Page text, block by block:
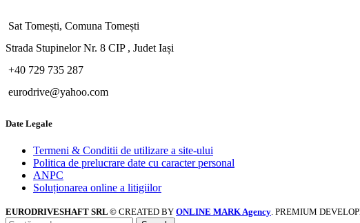
Sat Tomești, Comuna Tomești
Strada Stupinelor Nr. 8 CIP , Judet Iași
+40 729 735 287
eurodrive@yahoo.com
Date Legale
Termeni & Conditii de utilizare a site-ului
Politica de prelucrare date cu caracter personal
ANPC
Soluționarea online a litigiilor
EURODRIVESHAFT SRL © CREATED BY ONLINE MARK Agency. PREMIUM